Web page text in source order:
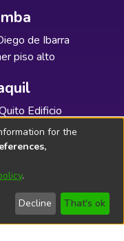
de Ibarra
piso alto
Edificio
baja
for the
.
Decline That's ok